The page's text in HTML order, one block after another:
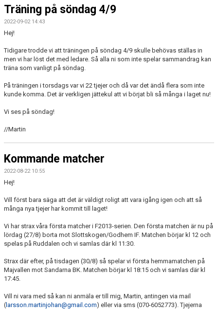
Träning på söndag 4/9
2022-09-02 14:43
Hej!
Tidigare trodde vi att träningen på söndag 4/9 skulle behövas ställas in
men vi har löst det med ledare. Så alla ni som inte spelar sammandrag kan
träna som vanligt på söndag.
På träningen i torsdags var vi 22 tjejer och då var det ändå flera som inte
kunde komma. Det är verkligen jättekul att vi börjat bli så många i laget nu!
Vi ses på söndag!
//Martin
Kommande matcher
2022-08-22 10:55
Hej!
Vill först bara säga att det är väldigt roligt att vara igång igen och att så
många nya tjejer har kommit till laget!
Vi har strax våra första matcher i F2013-serien. Den första matchen är nu på
lördag (27/8) borta mot Slottskogen/Godhem IF. Matchen börjar kl 12 och
spelas på Ruddalen och vi samlas där kl 11:30.
Strax där efter, på tisdagen (30/8) så spelar vi första hemmamatchen på
Majvallen mot Sandarna BK. Matchen börjar kl 18:15 och vi samlas där kl
17:45.
Vill ni vara med så kan ni anmäla er till mig, Martin, antingen via mail
( larsson.martinjohan@gmail.com) eller via sms (070-6052773). Tjejerna